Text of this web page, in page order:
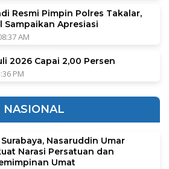
Resmi Pimpin Polres Takalar,
Sampaikan Apresiasi
AM
2026 Capai 2,00 Persen
PM
NASIONAL
Nasaruddin Umar
Narasi Persatuan dan
Umat